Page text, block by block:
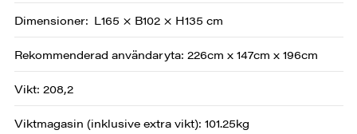
Dimensioner L165 × B102 × H135 cm
Rekommenderad användaryta: 226cm x 147cm x 196cm
Vikt: 208,2
Viktmagasin (inklusive extra vikt): 101.25kg